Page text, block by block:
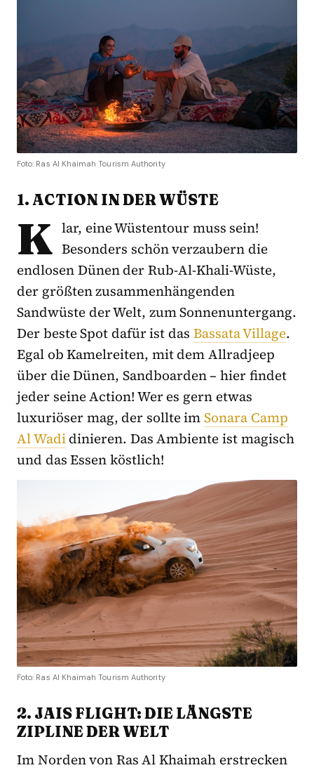
Foto: Ras Al Khaimah Tourism Authority
1. ACTION IN DER WÜSTE
K lar, eine Wüstentour muss sein!
Besonders schön verzaubern die
endlosen Dünen der Rub-Al-Khali-Wüste,
der größten zusammenhängenden
Sandwüste der Welt, zum Sonnenuntergang.
Der beste Spot dafür ist das Bassata Village.
Egal ob Kamelreiten, mit dem Allradjeep
über die Dünen, Sandboarden – hier findet
jeder seine Action! Wer es gern etwas
luxuriöser mag, der sollte imSonara Camp
Al Wadidinieren. Das Ambiente ist magisch
und das Essen köstlich!
Foto: Ras Al Khaimah Tourism Authority
2. JAIS FLIGHT: DIE LÄNGSTE
ZIPLINE DER WELT
Im Norden von Ras Al Khaimah erstrecken